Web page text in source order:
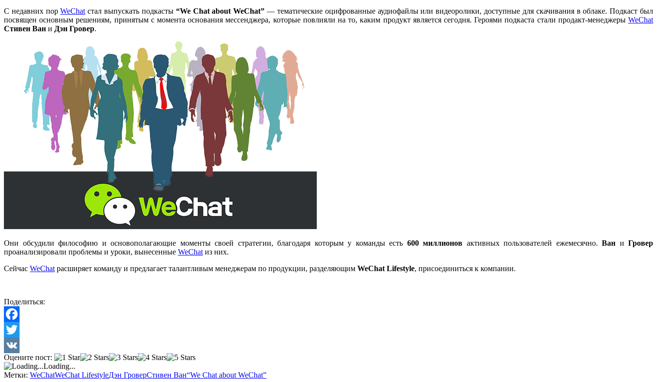
С недавних порWeChat cтал выпускать подкасты “We Chat about WeChat”— тематические оцифрованные аудиофайлы или видеоролики, доступные для скачивания в облаке. Подкаст был
посвящен основным решениям, принятым с момента основания мессенджера, которые повлияли на то, каким продукт является сегодня. Героями подкаста стали продакт-менеджеры WeChat
Стивен Ван и Дэн Гровер.
Они обсудили философию и основополагающие моменты своей стратегии, благодаря которым у команды есть 600 миллионов активных пользователей ежемесячно. Ван и Гровер
проанализировали проблемы и уроки, вынесенные WeChat из них.
Сейчас WeChat расширяет команду и предлагает талантливым менеджерам по продукции, разделяющим WeChat Lifestyle, присоединиться к компании.
Поделиться:
Facebook
Twitter
VK
Оцените пост:
Loading...
Метки: WeChatWeChat LifestyleДэн ГроверСтивен Ван“We Chat about WeChat”